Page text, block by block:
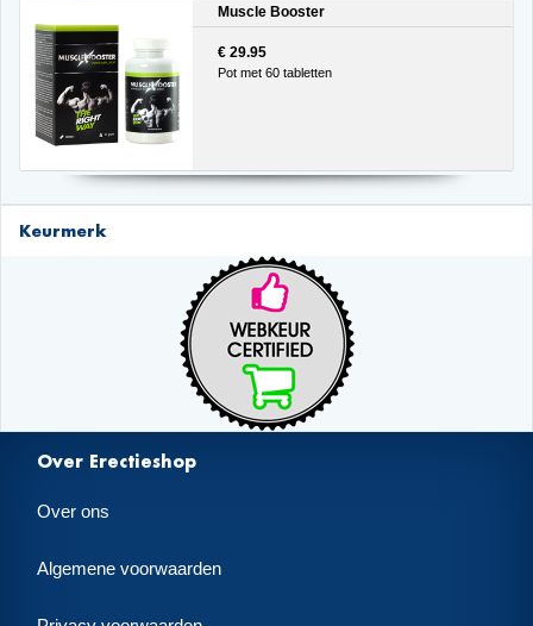
Muscle Booster
€ 29.95
Pot met 60 tabletten
Keurmerk
Over Erectieshop
Over ons
Algemene voorwaarden